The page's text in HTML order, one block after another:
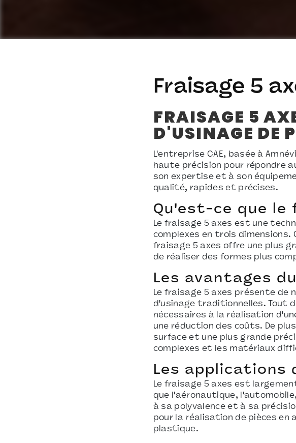
Fraisage 5
FRAISAGE 5
D'USINAGE DE
L'entreprise CAE, basée à
haute précision pour répondre
son expertise et à son
qualité, rapides et précises.
Qu'est-ce que le
Le fraisage 5 axes est une
complexes en trois
fraisage 5 axes offre une plus
de réaliser des formes plus
Les avantages
Le fraisage 5 axes présente de
d'usinage traditionnelles. Tout
nécessaires à la réalisation
une réduction des coûts. De
surface et une plus grande
complexes et les matériaux
Les applications
Le fraisage 5 axes est
que l'aéronautique,
à sa polyvalence et à sa
pour la réalisation de pièces en
plastique.